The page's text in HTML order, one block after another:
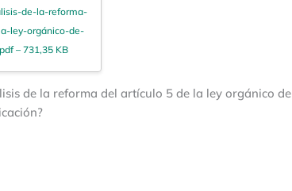
de-la-reforma-
ley-orgánico-de-
– 731,35 KB
de la reforma del artículo 5 de la ley orgánico de